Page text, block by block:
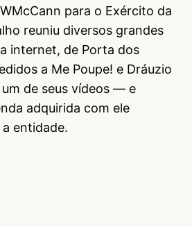
para o Exército da
reuniu diversos grandes
internet, de Porta dos
a Me Poupe! e Dráuzio
um de seus vídeos — e
adquirida com ele
entidade.